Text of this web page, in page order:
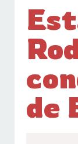
de